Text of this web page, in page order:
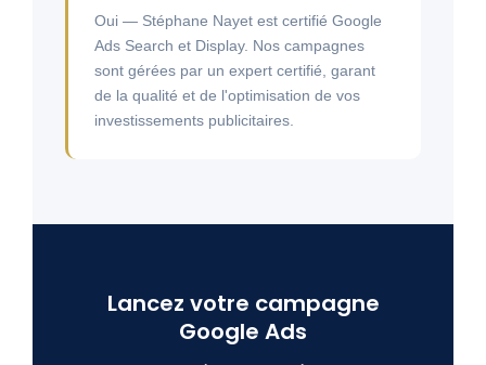
Oui — Stéphane Nayet est certifié Google
Ads Search et Display. Nos campagnes
sont gérées par un expert certifié, garant
de la qualité et de l'optimisation de vos
investissements publicitaires.
Lancez votre campagne
Google Ads